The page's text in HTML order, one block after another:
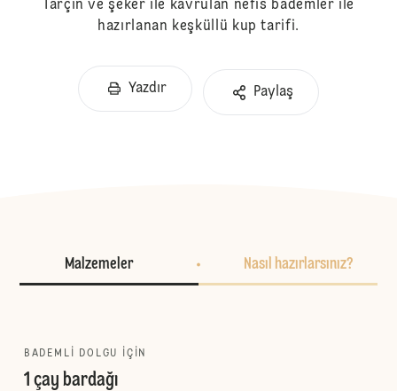
Tarçın ve şeker ile kavrulan nefis bademler ile
hazırlanan keşküllü kup tarifi.
Yazdır Paylaş
Malzemeler Nasıl hazırlarsınız?
BADEMLI DOLGU IÇIN
1 çay bardağı